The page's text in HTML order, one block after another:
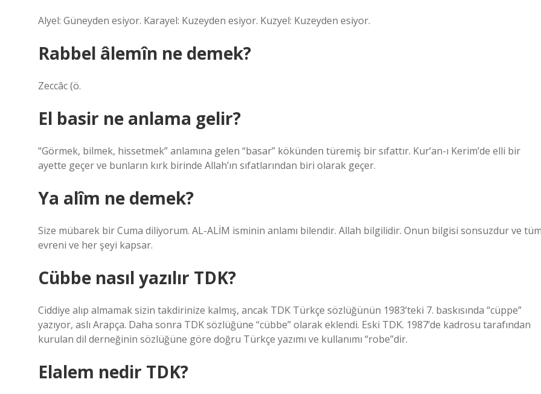
Alyel: Güneyden esiyor. Karayel: Kuzeyden esiyor. Kuzyel: Kuzeyden esiyor.
Rabbel âlemîn ne demek?
Zeccâc (ö.
El basir ne anlama gelir?
“Görmek, bilmek, hissetmek” anlamına gelen “basar” kökünden türemiş bir sıfattır. Kur’an-ı Kerim’de elli bir
ayette geçer ve bunların kırk birinde Allah’ın sıfatlarından biri olarak geçer.
Ya alîm ne demek?
Size mübarek bir Cuma diliyorum. AL-ALİM isminin anlamı bilendir. Allah bilgilidir. Onun bilgisi sonsuzdur ve
evreni ve her şeyi kapsar.
Cübbe nasıl yazılır TDK?
Ciddiye alıp almamak sizin takdirinize kalmış, ancak TDK Türkçe sözlüğünün 1983’teki 7. baskısında “cüppe”
yazıyor, aslı Arapça. Daha sonra TDK sözlüğüne “cübbe” olarak eklendi. Eski TDK. 1987’de kadrosu tarafından
kurulan dil derneğinin sözlüğüne göre doğru Türkçe yazımı ve kullanımı “robe”dir.
Elalem nedir TDK?